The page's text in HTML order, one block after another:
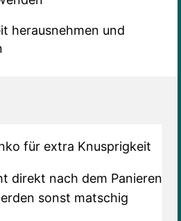
herausnehmen und
für extra Knusprigkeit
direkt nach dem Panieren
sonst matschig